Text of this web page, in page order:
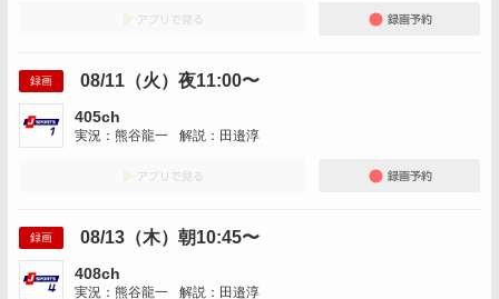
録画 08/11（火）夜11:00〜
405ch
実況：熊谷龍一 解説：田邉淳
録画 08/13（木）朝10:45〜
408ch
実況：熊谷龍一 解説：田邉淳